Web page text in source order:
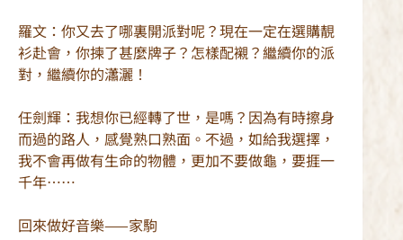
羅文：你又去了哪裏開派對呢？現在一定在選購靚
衫赴會，你揀了甚麼牌子？怎樣配襯？繼續你的派
對，繼續你的瀟灑！
任劍輝：我想你已經轉了世，是嗎？因為有時擦身
而過的路人，感覺熟口熟面。不過，如給我選擇，
我不會再做有生命的物體，更加不要做龜，要捱一
千年……
回來做好音樂——家駒